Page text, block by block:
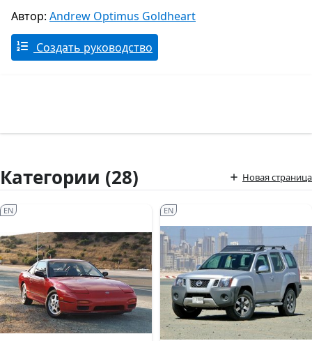
Автор: Andrew Optimus Goldheart
Создать руководство
Категории (28) Новая страница
EN EN